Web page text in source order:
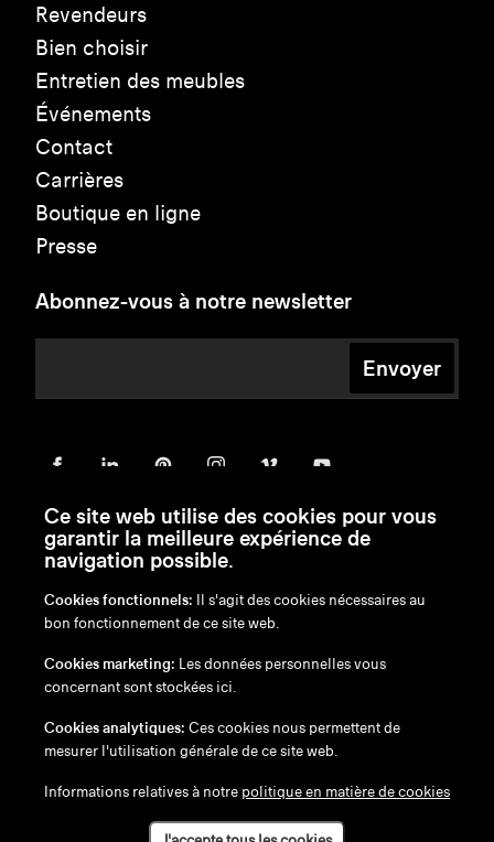
Revendeurs
Bien choisir
Entretien des meubles
Événements
Contact
Carrières
Boutique en ligne
Presse
Abonnez-vous à notre newsletter
Envoyer
en/nl/fr/de
Exonération de responsabilité
Politique en matière de cookies
Ce site web utilise des cookies pour vous
garantir la meilleure expérience de
navigation possible.
Cookies fonctionnels: Il s'agit des cookies nécessaires au
bon fonctionnement de ce site web.
Cookies marketing: Les données personnelles vous
concernant sont stockées ici.
Cookies analytiques: Ces cookies nous permettent de
mesurer l'utilisation générale de ce site web.
Informations relatives à notre politique en matière de cookies